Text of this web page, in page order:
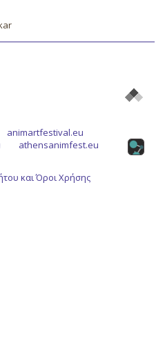
animartfestival.eu
athensanimfest.eu
και Όροι Χρήσης